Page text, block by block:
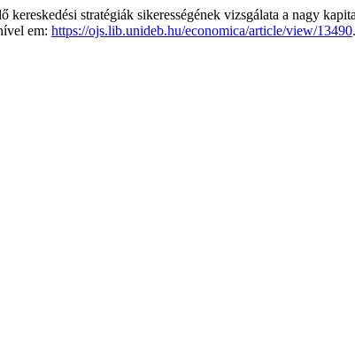
stratégiák sikerességének vizsgálata a nagy
em: https://ojs.lib.unideb.hu/economica/article/view/13490